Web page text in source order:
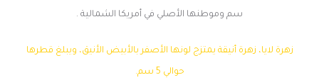
سم وموطنها الأصلي في أمريكا الشمالية .
زهرة لايا، زهرة أنيقة يمتزج لونها الأصفر بالأبيض الأنيق، ويبلغ قطرها
حوالي 5 سم.